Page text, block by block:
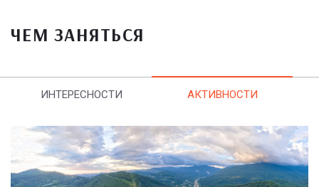
ЧЕМ ЗАНЯТЬСЯ
ИНТЕРЕСНОСТИ АКТИВНОСТИ